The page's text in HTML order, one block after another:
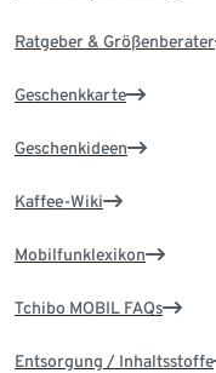
Ratgeber & Größenberater
Geschenkkarte
Geschenkideen
Kaffee-Wiki
Mobilfunklexikon
Tchibo MOBIL FAQs
Entsorgung / Inhaltsstoffe